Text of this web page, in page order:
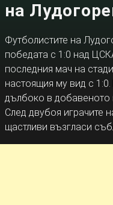
на
Футболистите на
победата с 1:0 над
последния мач на
настоящия му вид с
дълбоко в
След двубоя играчите
щастливи възгласи